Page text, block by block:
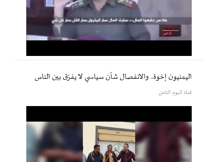
اليمنيون إخوة.. والانفصال شأن سياسي لا يفرّق بين الناس
قناة اليوم الثامن